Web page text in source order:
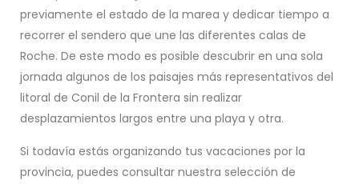
previamente el estado de la marea y dedicar tiempo a
recorrer el sendero que une las diferentes calas de
Roche. De este modo es posible descubrir en una sola
jornada algunos de los paisajes más representativos del
litoral de Conil de la Frontera sin realizar
desplazamientos largos entre una playa y otra.
Si todavía estás organizando tus vacaciones por la
provincia, puedes consultar nuestra selección de